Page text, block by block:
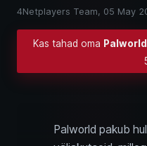
4Netplayers Team, 05 May
Kas tahad oma Palworld
Palworld pakub